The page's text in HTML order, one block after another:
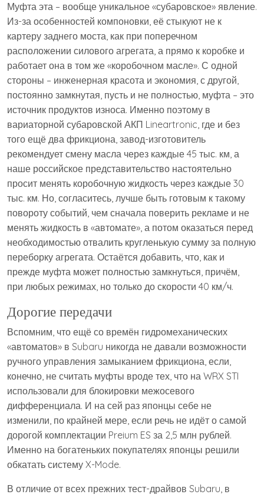
Муфта эта – вообще уникальное «субаровское» явление.
Из-за особенностей компоновки, её стыкуют не к
картеру заднего моста, как при поперечном
расположении силового агрегата, а прямо к коробке и
работает она в том же «коробочном масле». С одной
стороны – инженерная красота и экономия, с другой,
постоянно замкнутая, пусть и не полностью, муфта – это
источник продуктов износа. Именно поэтому в
вариаторной субаровской АКП Lineartronic, где и без
того ещё два фрикциона, завод-изготовитель
рекомендует смену масла через каждые 45 тыс. км, а
наше российское представительство настоятельно
просит менять коробочную жидкость через каждые 30
тыс. км. Но, согласитесь, лучше быть готовым к такому
повороту событий, чем сначала поверить рекламе и не
менять жидкость в «автомате», а потом оказаться перед
необходимостью отвалить кругленькую сумму за полную
переборку агрегата. Остаётся добавить, что, как и
прежде муфта может полностью замкнуться, причём,
при любых режимах, но только до скорости 40 км/ч.
Дорогие передачи
Вспомним, что ещё со времён гидромеханических
«автоматов» в Subaru никогда не давали возможности
ручного управления замыканием фрикциона, если,
конечно, не считать муфты вроде тех, что на WRX STI
использовали для блокировки межосевого
дифференциала. И на сей раз японцы себе не
изменили, по крайней мере, если речь не идёт о самой
дорогой комплектации Preium ES за 2,5 млн рублей.
Именно на богатеньких покупателях японцы решили
обкатать систему X-Mode.
В отличие от всех прежних тест-драйвов Subaru, в